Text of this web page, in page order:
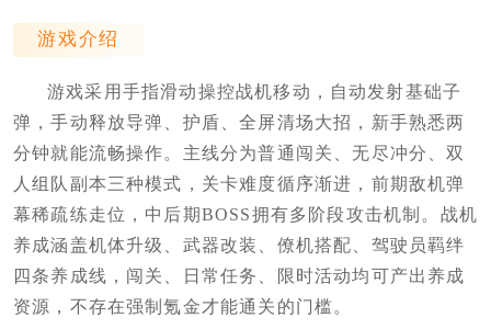
游戏介绍
游戏采用手指滑动操控战机移动，自动发射基础子
弹，手动释放导弹、护盾、全屏清场大招，新手熟悉两
分钟就能流畅操作。主线分为普通闯关、无尽冲分、双
人组队副本三种模式，关卡难度循序渐进，前期敌机弹
幕稀疏练走位，中后期BOSS拥有多阶段攻击机制。战机
养成涵盖机体升级、武器改装、僚机搭配、驾驶员羁绊
四条养成线，闯关、日常任务、限时活动均可产出养成
资源，不存在强制氪金才能通关的门槛。